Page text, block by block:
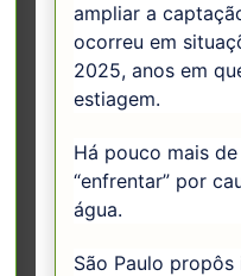
ampliar a
ocorreu em
2025, anos em
estiagem.
Há pouco mais
“enfrentar” por
água.
São Paulo